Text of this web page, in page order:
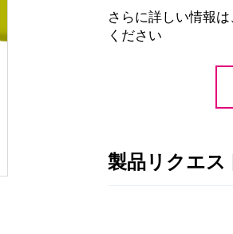
さらに詳しい情報
ください
製品リクエス